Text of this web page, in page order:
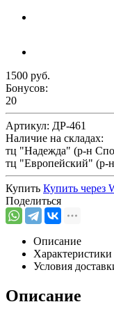
1500 руб.
Бонусов:
20
Артикул: ДР-461
Наличие на складах:
тц "Надежда" (р-н
тц "Европейский" (р-
Купить Купить через
Поделиться
Описание
Характеристики
Условия
Описание